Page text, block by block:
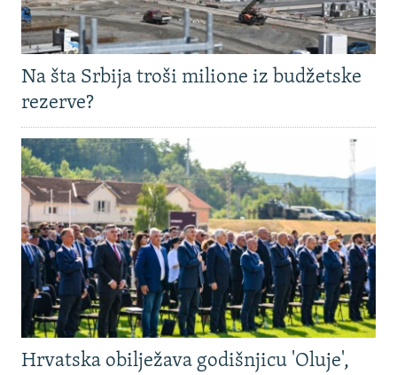
Na šta Srbija troši milione iz budžetske
rezerve?
Hrvatska obilježava godišnjicu 'Oluje',